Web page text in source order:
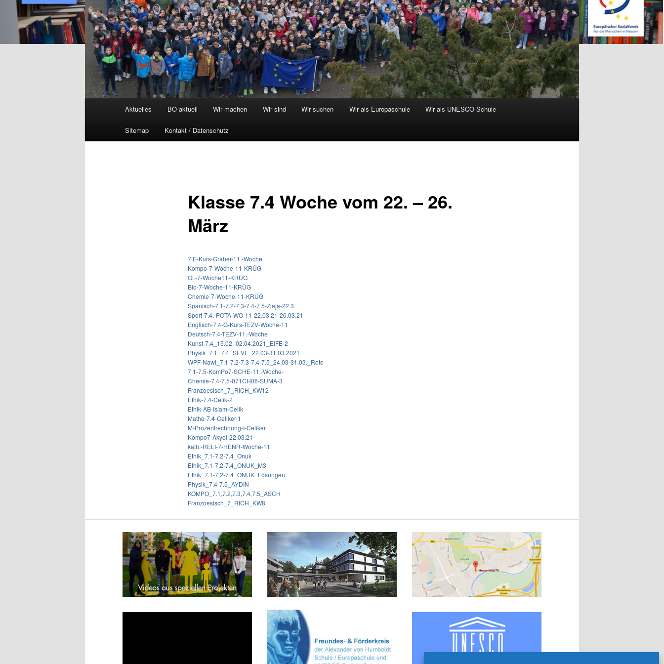
Aktuelles BO-aktuell Wir machen Wir sind Wir suchen Wir als Europaschule Wir als UNESCO-Schule
Sitemap Kontakt / Datenschutz
Klasse 7.4 Woche vom 22. – 26.
März
7.E-Kurs-Graber-11.-Woche
Kompo-7-Woche-11-KRÜG
GL-7-Woche11-KRÜG
Bio-7-Woche-11-KRÜG
Chemie-7-Woche-11-KRÜG
Spanisch-7.1-7.2-7.3-7.4-7.5-Ziaja-22.3
Sport-7.4.-POTA-WO-11-22.03.21-26.03.21
Englisch-7.4-G-Kurs-TEZV-Woche-11
Deutsch-7.4-TEZV-11.-Woche
Kunst-7.4_15.02.-02.04.2021_EIFE-2
Physik_7.1_7.4_SEVE_22.03-31.03.2021
WPF-Nawi_7.1-7.2-7.3-7.4-7.5_24.03-31.03._Rote
7.1-7.5-KomPo7-SCHE-11.-Woche-
Chemie-7.4-7.5-071CH06-SUMA-3
Franzoesisch_7_RICH_KW12
Ethik-7.4-Celik-2
Ethik-AB-Islam-Celik
Mathe-7.4-Celiker-1
M-Prozentrechnung-I-Celiker
Kompo7-Akyol-22.03.21
kath.-RELI-7-HENR-Woche-11
Ethik_7.1-7.2-7.4_Onuk
Ethik_7.1-7.2-7.4_ONUK_M3
Ethik_7.1-7.2-7.4_ONUK_Lösungen
Physik_7.4-7.5_AYDIN
KOMPO_7.1,7.2,7.3,7.4,7.5_ASCH
Franzoesisch_7_RICH_KW8